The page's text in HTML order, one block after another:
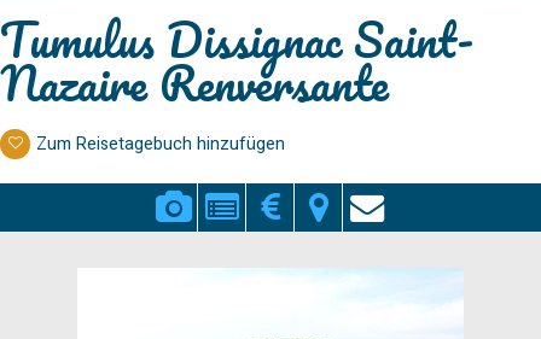
Tumulus Dissignac Saint-
Nazaire Renversante
Zum Reisetagebuch hinzufügen